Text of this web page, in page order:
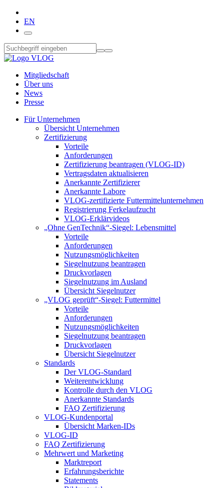
EN
Mitgliedschaft
Über uns
News
Presse
Für Unternehmen
Übersicht Unternehmen
Zertifizierung
Vorteile
Anforderungen
Zertifizierung beantragen (VLOG-ID)
Vertragsdaten aktualisieren
Anerkannte Zertifizierer
Anerkannte Labore
VLOG-zertifizierte Futtermittelunternehmen
Registrierung Ferkelaufzucht
VLOG-Erklärvideos
„Ohne GenTechnik“-Siegel: Lebensmittel
Vorteile
Anforderungen
Nutzungsmöglichkeiten
Siegelnutzung beantragen
Druckvorlagen
Siegelnutzung im Ausland
Übersicht Siegelnutzer
„VLOG geprüft“-Siegel: Futtermittel
Vorteile
Anforderungen
Nutzungsmöglichkeiten
Siegelnutzung beantragen
Druckvorlagen
Übersicht Siegelnutzer
Standards
Der VLOG-Standard
Weiterentwicklung
Kontrolle durch den VLOG
Anerkannte Standards
FAQ Zertifizierung
VLOG-Kundenportal
Übersicht Marken-IDs
VLOG-ID
FAQ Zertifizierung
Mehrwert und Marketing
Marktreport
Erfahrungsberichte
Statements